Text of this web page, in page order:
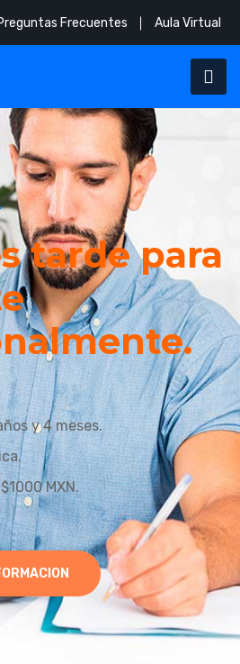
Frecuentes Aula Virtual
tarde para
y 4 meses.
MXN.